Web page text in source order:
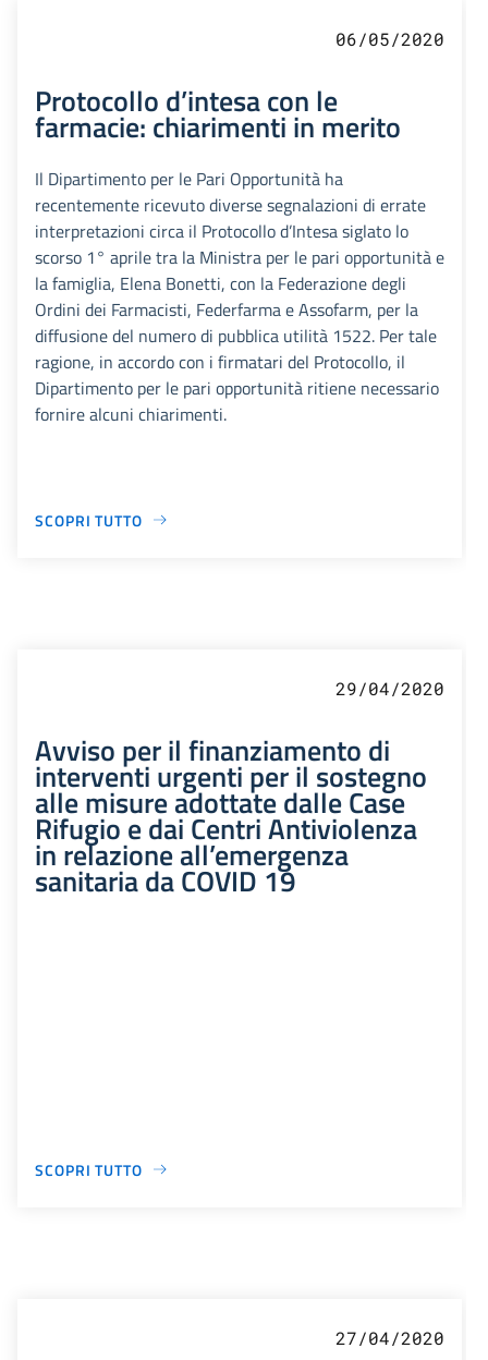
06/05/2020
Protocollo d’intesa con le
farmacie: chiarimenti in merito
Il Dipartimento per le Pari Opportunità ha
recentemente ricevuto diverse segnalazioni di errate
interpretazioni circa il Protocollo d’Intesa siglato lo
scorso 1° aprile tra la Ministra per le pari opportunità e
la famiglia, Elena Bonetti, con la Federazione degli
Ordini dei Farmacisti, Federfarma e Assofarm, per la
diffusione del numero di pubblica utilità 1522. Per tale
ragione, in accordo con i firmatari del Protocollo, il
Dipartimento per le pari opportunità ritiene necessario
fornire alcuni chiarimenti.
SCOPRI TUTTO
29/04/2020
Avviso per il finanziamento di
interventi urgenti per il sostegno
alle misure adottate dalle Case
Rifugio e dai Centri Antiviolenza
in relazione all’emergenza
sanitaria da COVID 19
SCOPRI TUTTO
27/04/2020